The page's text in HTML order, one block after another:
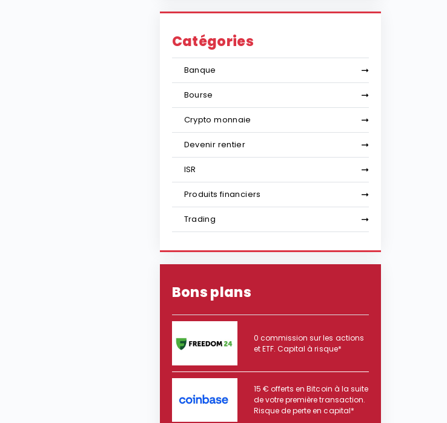
Catégories
Banque
Bourse
Crypto monnaie
Devenir rentier
ISR
Produits financiers
Trading
Bons plans
0 commission sur les actions
et ETF. Capital à risque*
15 € offerts en Bitcoin à la suite
de votre première transaction.
Risque de perte en capital*